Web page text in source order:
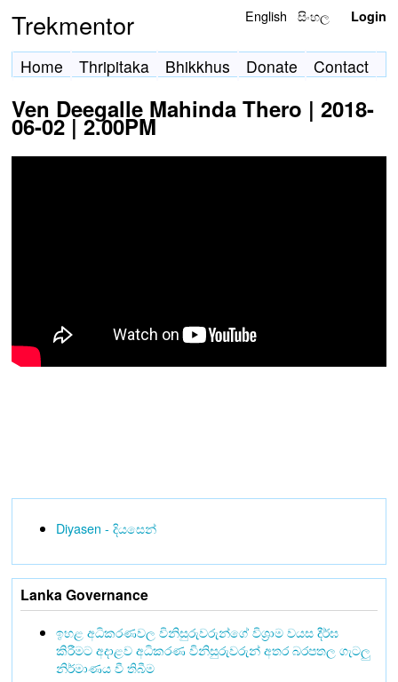
Trekmentor English සිංහල Login
Home Thripitaka Bhikkhus Donate Contact
Ven Deegalle Mahinda Thero | 2018-
06-02 | 2.00PM
Diyasen - දියසෙන්
Lanka Governance
ඉහළ අධිකරණවල විනිසුරුවරුන්ගේ විශ්‍රාම වයස දීර්ඝ
කිරීමට අදාළව අධිකරණ විනිසුරුවරුන් අතර බරපතල ගැටලු
නිර්මාණය වී තිබීම